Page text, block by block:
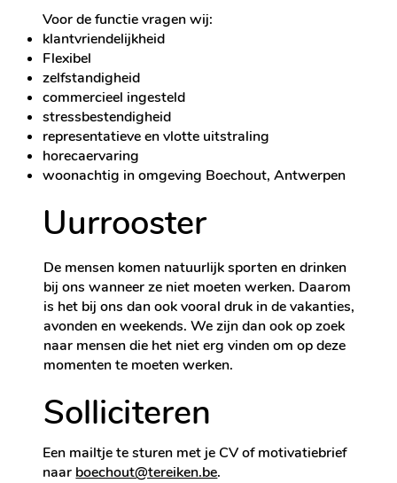
Voor de functie vragen wij:
klantvriendelijkheid
Flexibel
zelfstandigheid
commercieel ingesteld
stressbestendigheid
representatieve en vlotte uitstraling
horecaervaring
woonachtig in omgeving Boechout, Antwerpen
Uurrooster
De mensen komen natuurlijk sporten en drinken
bij ons wanneer ze niet moeten werken. Daarom
is het bij ons dan ook vooral druk in de vakanties,
avonden en weekends. We zijn dan ook op zoek
naar mensen die het niet erg vinden om op deze
momenten te moeten werken.
Solliciteren
Een mailtje te sturen met je CV of motivatiebrief
naar boechout@tereiken.be.